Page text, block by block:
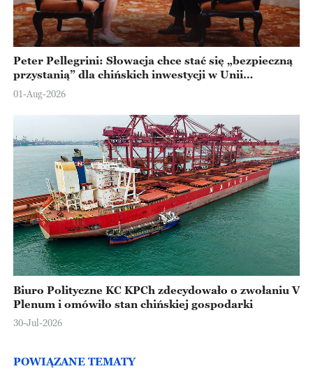
Peter Pellegrini: Słowacja chce stać się „bezpieczną
przystanią” dla chińskich inwestycji w Unii
Europejskiej
01-Aug-2026
Biuro Polityczne KC KPCh zdecydowało o zwołaniu V
Plenum i omówiło stan chińskiej gospodarki
30-Jul-2026
POWIĄZANE TEMATY